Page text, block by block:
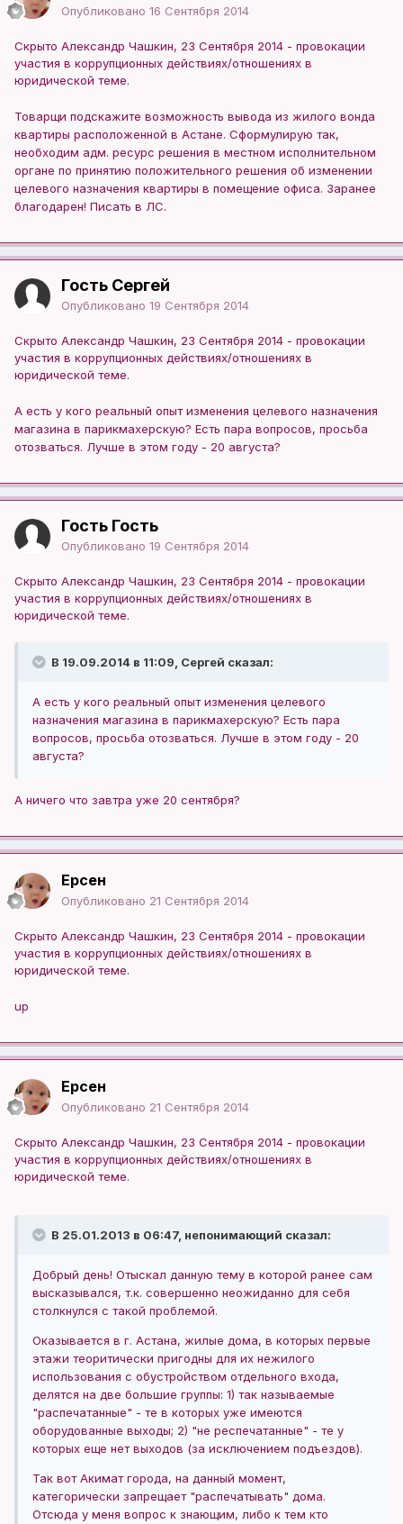
Опубликовано 16 Сентября 2014
Скрыто Александр Чашкин, 23 Сентября 2014 - провокации
участия в коррупционных действиях/отношениях в
юридической теме.
Товарщи подскажите возможность вывода из жилого вонда
квартиры расположенной в Астане. Сформулирую так,
необходим адм. ресурс решения в местном исполнительном
органе по принятию положительного решения об изменении
целевого назначения квартиры в помещение офиса. Заранее
благодарен! Писать в ЛС.
Гость Сергей
Опубликовано 19 Сентября 2014
Скрыто Александр Чашкин, 23 Сентября 2014 - провокации
участия в коррупционных действиях/отношениях в
юридической теме.
А есть у кого реальный опыт изменения целевого назначения
магазина в парикмахерскую? Есть пара вопросов, просьба
отозваться. Лучше в этом году - 20 августа?
Гость Гость
Опубликовано 19 Сентября 2014
Скрыто Александр Чашкин, 23 Сентября 2014 - провокации
участия в коррупционных действиях/отношениях в
юридической теме.
В 19.09.2014 в 11:09, Сергей сказал:
А есть у кого реальный опыт изменения целевого
назначения магазина в парикмахерскую? Есть пара
вопросов, просьба отозваться. Лучше в этом году - 20
августа?
А ничего что завтра уже 20 сентября?
Ерсен
Опубликовано 21 Сентября 2014
Скрыто Александр Чашкин, 23 Сентября 2014 - провокации
участия в коррупционных действиях/отношениях в
юридической теме.
up
Ерсен
Опубликовано 21 Сентября 2014
Скрыто Александр Чашкин, 23 Сентября 2014 - провокации
участия в коррупционных действиях/отношениях в
юридической теме.
В 25.01.2013 в 06:47, непонимающий сказал:
Добрый день! Отыскал данную тему в которой ранее сам
высказывался, т.к. совершенно неожиданно для себя
столкнулся с такой проблемой.
Оказывается в г. Астана, жилые дома, в которых первые
этажи теоритически пригодны для их нежилого
использования с обустройством отдельного входа,
делятся на две большие группы: 1) так называемые
"распечатанные" - те в которых уже имеются
оборудованные выходы; 2) "не респечатанные" - те у
которых еще нет выходов (за исключением подъездов).
Так вот Акимат города, на данный момент,
категорически запрещает "распечатывать" дома.
Отсюда у меня вопрос к знающим, либо к тем кто